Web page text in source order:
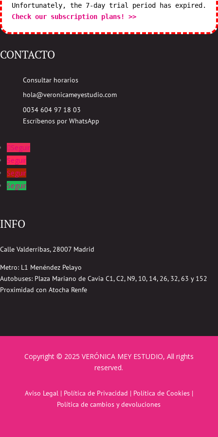
Unfortunately, the 7-day trial period has expired.
Check our subscription plans! >>
CONTACTO
Consultar horarios
hola@veronicameyestudio.com
0034 604 97 18 03
Escríbenos por WhatsApp
Seguir
Seguir
Seguir
Seguir
INFO
Calle Valderribas, 28007 Madrid
Metro: L1 Menéndez Pelayo
Autobuses: Plaza Mariano de Cavia C1, C2, N9, 10, 14, 26, 32, 63 y 152
Proximidad con Atocha Renfe
Copyright © 2025 VERÓNICA MEY ESTUDIO, All rights
reserved.
Aviso Legal| Política de Privacidad | Política de Cookies|
Política de cambios y devoluciones